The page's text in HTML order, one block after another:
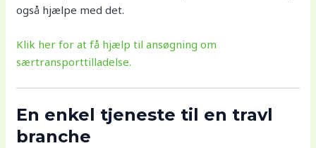
også hjælpe med det.
Klik her for at få hjælp til ansøgning om
særtransporttilladelse.
En enkel tjeneste til en travl
branche